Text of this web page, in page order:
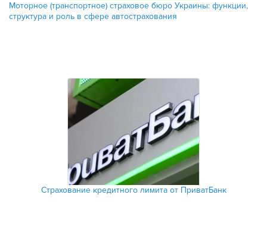
​Моторное (транспортное) страховое бюро Украины: функции,
структура и роль в сфере автострахования
Страхование кредитного лимита от ПриватБанк